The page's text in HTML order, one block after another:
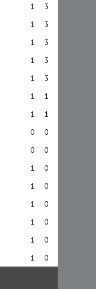
1
3
1
3
1
3
1
3
1
3
1
1
1
1
0
0
0
0
1
0
1
0
1
0
1
0
1
0
1 0